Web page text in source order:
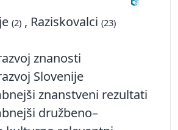
(2) , Raziskovalci(23)
znanosti
Slovenije
znanstveni rezultati
družbeno–